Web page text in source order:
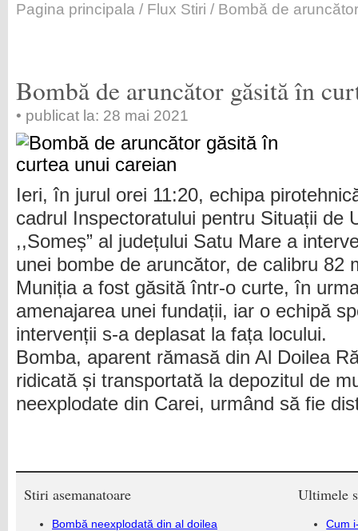
Pagina principala / Flux Stiri / Bombă de
Bombă de aruncător găsită în
• publicat la: 28 mai 2021
Ieri, în jurul orei 11:20, echipa
cadrul Inspectoratului pentru Situații de
,,Someș” al județului Satu Mare a
unei bombe de aruncător, de calibru 82
Muniția a fost găsită într-o curte, în
amenajarea unei fundații, iar o echipă
intervenții s-a deplasat la fața locului.
Bomba, aparent rămasă din Al Doilea
ridicată și transportată la depozitul de
neexplodate din Carei, urmând să fie
Stiri asemanatoare
Bombă neexplodată din al doilea
Ultimele
Cum